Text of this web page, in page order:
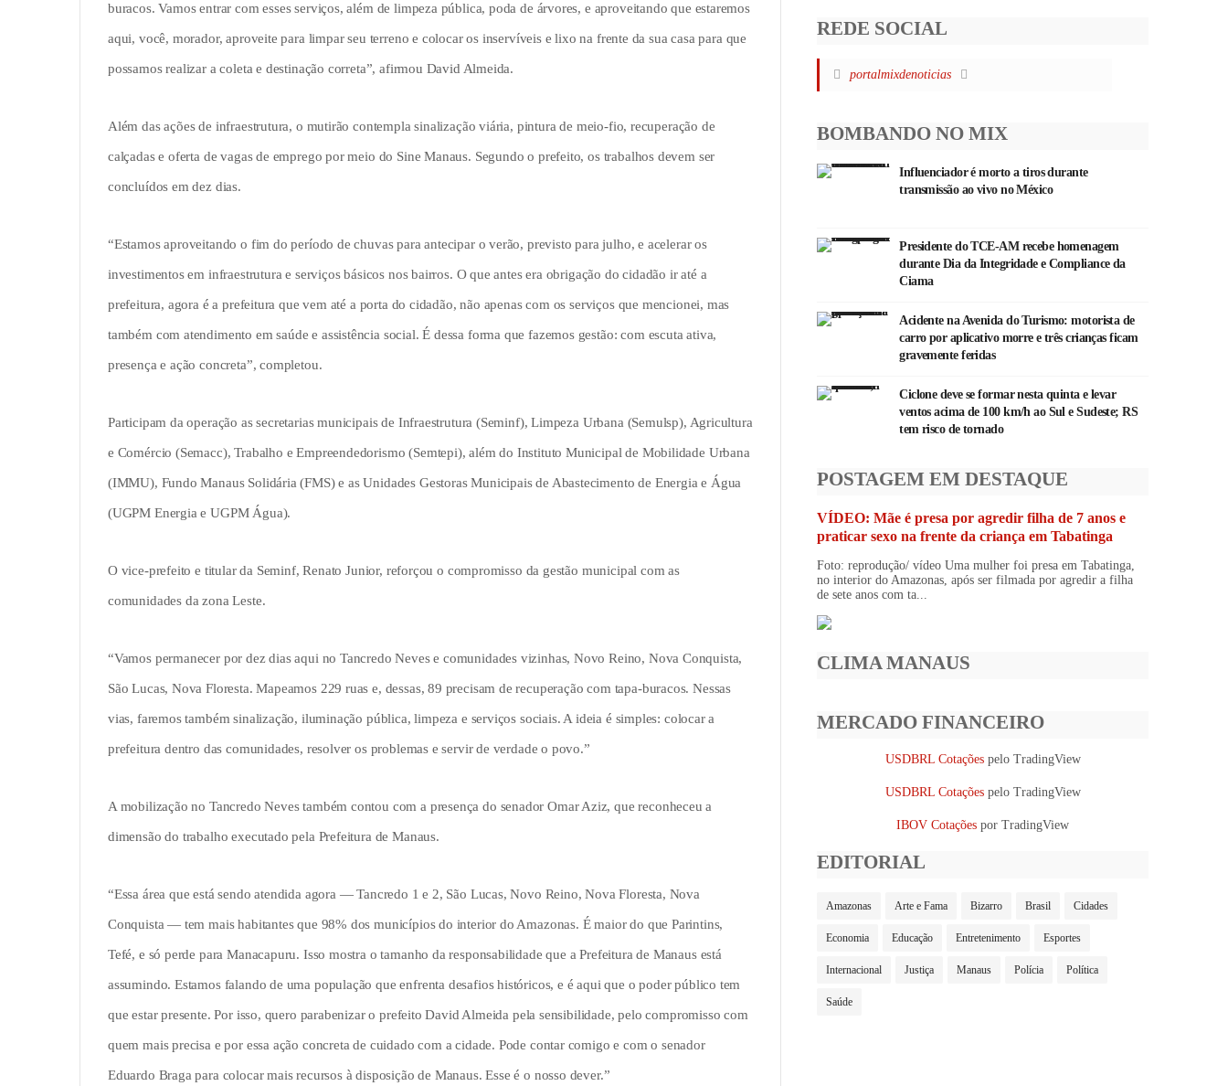
buracos. Vamos entrar com esses serviços, além de limpeza pública, poda de árvores, e aproveitando que estaremos
aqui, você, morador, aproveite para limpar seu terreno e colocar os inservíveis e lixo na frente da sua casa para que
possamos realizar a coleta e destinação correta”, afirmou David Almeida.
Além das ações de infraestrutura, o mutirão contempla sinalização viária, pintura de meio-fio, recuperação de
calçadas e oferta de vagas de emprego por meio do Sine Manaus. Segundo o prefeito, os trabalhos devem ser
concluídos em dez dias.
“Estamos aproveitando o fim do período de chuvas para antecipar o verão, previsto para julho, e acelerar os
investimentos em infraestrutura e serviços básicos nos bairros. O que antes era obrigação do cidadão ir até a
prefeitura, agora é a prefeitura que vem até a porta do cidadão, não apenas com os serviços que mencionei, mas
também com atendimento em saúde e assistência social. É dessa forma que fazemos gestão: com escuta ativa,
presença e ação concreta”, completou.
Participam da operação as secretarias municipais de Infraestrutura (Seminf), Limpeza Urbana (Semulsp), Agricultura
e Comércio (Semacc), Trabalho e Empreendedorismo (Semtepi), além do Instituto Municipal de Mobilidade Urbana
(IMMU), Fundo Manaus Solidária (FMS) e as Unidades Gestoras Municipais de Abastecimento de Energia e Água
(UGPM Energia e UGPM Água).
O vice-prefeito e titular da Seminf, Renato Junior, reforçou o compromisso da gestão municipal com as
comunidades da zona Leste.
“Vamos permanecer por dez dias aqui no Tancredo Neves e comunidades vizinhas, Novo Reino, Nova Conquista,
São Lucas, Nova Floresta. Mapeamos 229 ruas e, dessas, 89 precisam de recuperação com tapa-buracos. Nessas
vias, faremos também sinalização, iluminação pública, limpeza e serviços sociais. A ideia é simples: colocar a
prefeitura dentro das comunidades, resolver os problemas e servir de verdade o povo.”
A mobilização no Tancredo Neves também contou com a presença do senador Omar Aziz, que reconheceu a
dimensão do trabalho executado pela Prefeitura de Manaus.
“Essa área que está sendo atendida agora — Tancredo 1 e 2, São Lucas, Novo Reino, Nova Floresta, Nova
Conquista — tem mais habitantes que 98% dos municípios do interior do Amazonas. É maior do que Parintins,
Tefé, e só perde para Manacapuru. Isso mostra o tamanho da responsabilidade que a Prefeitura de Manaus está
assumindo. Estamos falando de uma população que enfrenta desafios históricos, e é aqui que o poder público tem
que estar presente. Por isso, quero parabenizar o prefeito David Almeida pela sensibilidade, pelo compromisso com
quem mais precisa e por essa ação concreta de cuidado com a cidade. Pode contar comigo e com o senador
Eduardo Braga para colocar mais recursos à disposição de Manaus. Esse é o nosso dever.”
REDE SOCIAL
portalmixdenoticias
BOMBANDO NO MIX
Influenciador é morto a tiros durante
transmissão ao vivo no México
Presidente do TCE-AM recebe homenagem
durante Dia da Integridade e Compliance da
Ciama
Acidente na Avenida do Turismo: motorista de
carro por aplicativo morre e três crianças ficam
gravemente feridas
Ciclone deve se formar nesta quinta e levar
ventos acima de 100 km/h ao Sul e Sudeste; RS
tem risco de tornado
POSTAGEM EM DESTAQUE
VÍDEO: Mãe é presa por agredir filha de 7 anos e
praticar sexo na frente da criança em Tabatinga
Foto: reprodução/ vídeo Uma mulher foi presa em Tabatinga,
no interior do Amazonas, após ser filmada por agredir a filha
de sete anos com ta...
CLIMA MANAUS
MERCADO FINANCEIRO
USDBRL Cotaçõespelo TradingView
USDBRL Cotaçõespelo TradingView
IBOV Cotações por TradingView
EDITORIAL
Amazonas Arte e Fama Bizarro Brasil Cidades
Economia Educação Entretenimento Esportes
Internacional Justiça Manaus Polícia Política
Saúde